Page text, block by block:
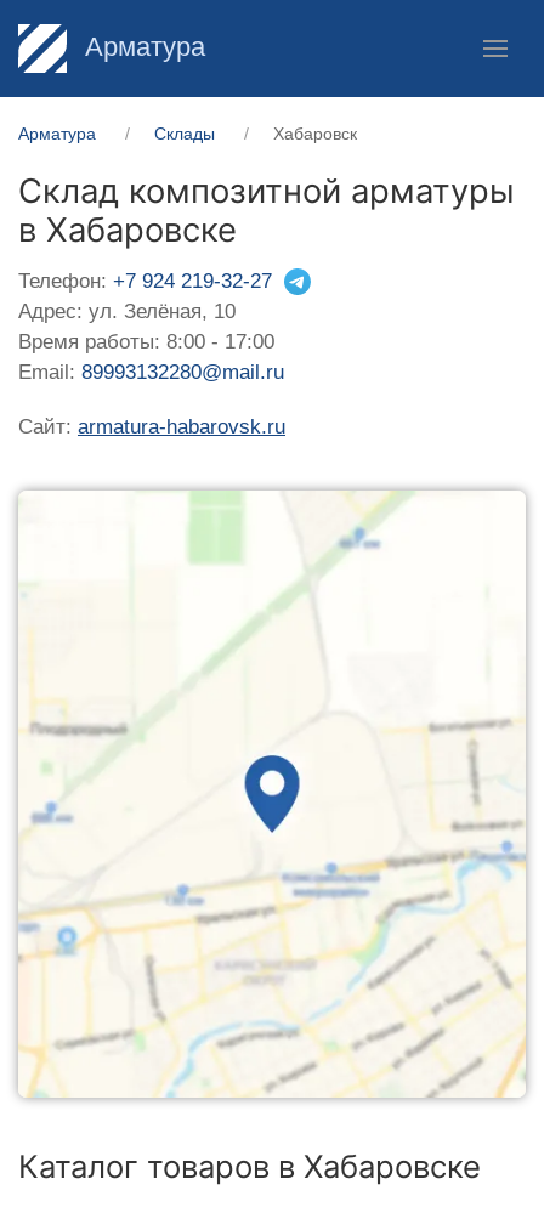
Арматура
Арматура Склады Хабаровск
Склад композитной арматуры
в Хабаровске
Телефон: +7 924 219-32-27
Адрес: ул. Зелёная, 10
Время работы: 8:00 - 17:00
Email: 89993132280@mail.ru
Сайт: armatura-habarovsk.ru
Каталог товаров в Хабаровске